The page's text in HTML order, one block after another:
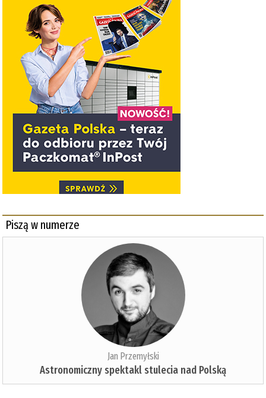
Piszą w numerze
Jan Przemyłski
Astronomiczny spektakl stulecia nad Polską